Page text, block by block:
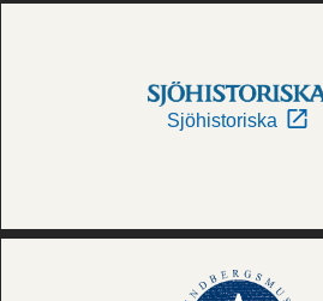
Sjöhistoriska